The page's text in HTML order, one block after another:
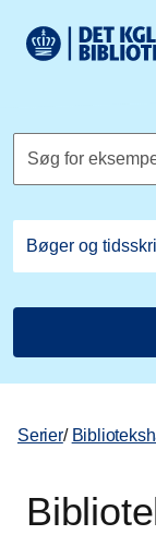
Det Kongelige
Søg for eksempel
Serier/